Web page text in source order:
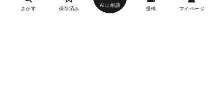
さがす 保存済み
AIに相談
投稿 マイページ